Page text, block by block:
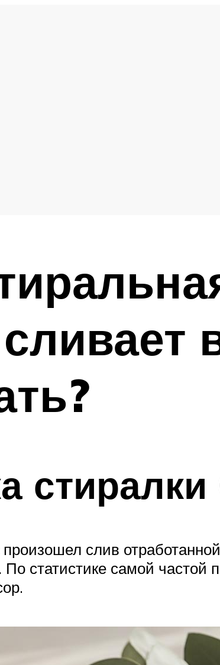
слив
статистике самой частой